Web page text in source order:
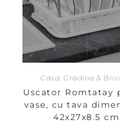
Casa, Gradina &
Uscator Romtatay
vase, cu tava
42x27x8.5 cm